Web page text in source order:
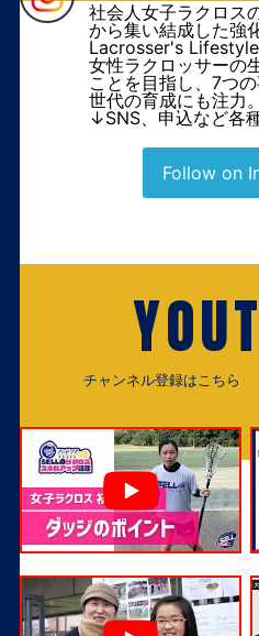
社会人女子ラクロス
から集い結成した強
Lacrosser's
女性ラクロッサーの
ことを目指し、7つ
世代の育成にも注力。
↓SNS、申込など各
Follow on
チャンネル登録はこちら